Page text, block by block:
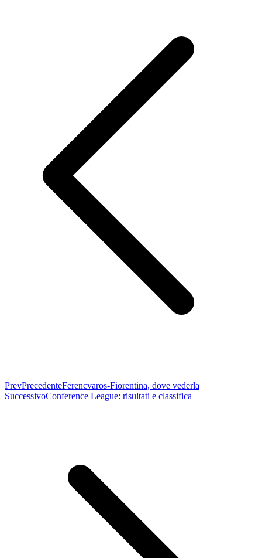
PrevPrecedenteFerencvaros-Fiorentina, dove vederla
SuccessivoConference League: risultati e classifica